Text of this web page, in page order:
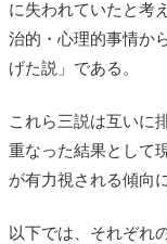
に失われていたと考
治的・心理的事情か
げた説」である。
これら三説は互いに
重なった結果として
が有力視される傾向
以下では、それぞれ